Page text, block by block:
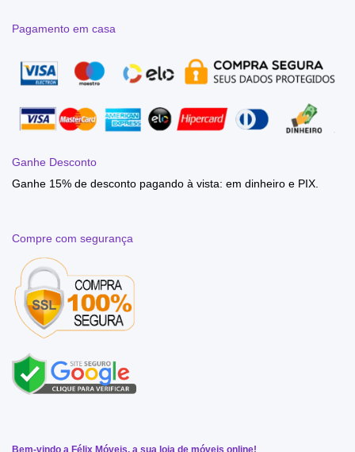
Pagamento em casa
Ganhe Desconto
Ganhe 15% de desconto pagando à vista: em dinheiro e PIX.
Compre com segurança